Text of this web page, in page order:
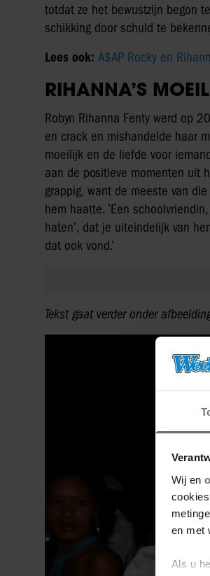
Wij en
en met
Als u
totdat ze het bewustzijn begon
schikking door schuld te
Lees ook: A$AP Rocky en
RIHANNA’S
Robyn Rihanna Fenty werd op
en crack en mishandelde haar
moeilijk en de liefde voor
aan de positieve momenten uit
grappig, want de meeste van
hem haatte. ’Een
haten’, dat je uiteindelijk van
dat ook vond.’
Tekst gaat verder onder